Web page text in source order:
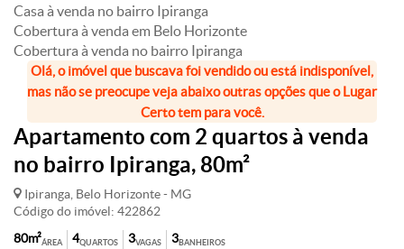
Casa à venda no bairro Ipiranga
Cobertura à venda em Belo Horizonte
Cobertura à venda no bairro Ipiranga
Olá, o imóvel que buscava foi vendido ou está indisponível,
mas não se preocupe veja abaixo outras opções que o Lugar
Certo tem para você.
Apartamento com 2 quartos à venda
no bairro Ipiranga, 80m²
Ipiranga, Belo Horizonte - MG
Código do imóvel: 422862
ÁREA
80m² QUARTOS
4 VAGAS
3 BANHEIROS
3